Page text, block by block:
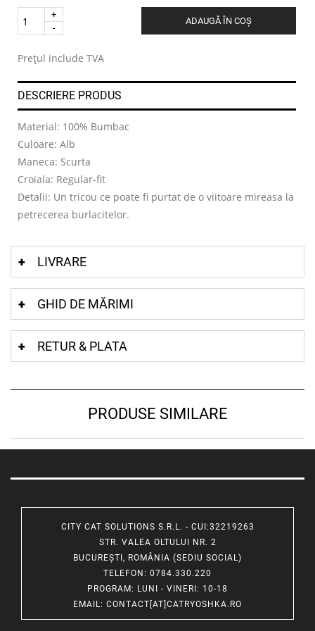
Quantity
ADAUGĂ ÎN COȘ
Prețul include TVA
DESCRIERE PRODUS
Material: 100% Bumbac
Culoare: Alb
Maneca: Scurta
Croiala: Regular-fit
Detalii: Un tricou ce poate fi purtat de o viitoare mireasa la
petrecerea burlacitelor.
LIVRARE
GHID DE MĂRIMI
RETUR & PLATA
PRODUSE SIMILARE
CITY CAT SOLUTIONS S.R.L. - CUI:32219263
STR. VALEA OLTULUI NR. 2
BUCUREȘTI, ROMÂNIA (SEDIU SOCIAL)
TELEFON : 0784.330.220
PROGRAM: LUNI - VINERI: 10-18
EMAIL: CONTACT[AT]CATRYOSHKA.RO